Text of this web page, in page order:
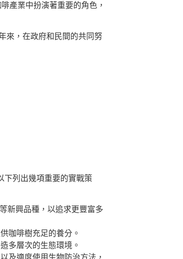
產業中扮演著重要的角色，
來，在政府和民間的共同努
下列出幾項重要的實戰策
新興品種，以追求更豐富多
咖啡樹充足的養分。
多層次的生態環境。